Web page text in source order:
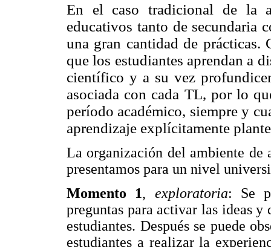
En el caso tradicional de la
educativos tanto de secundaria
una gran cantidad de prácticas.
que los estudiantes aprendan a
científico y a su vez
asociada con cada TL, por lo
período académico, siempre y
aprendizaje explícitamente
La organización del ambiente de
presentamos para un nivel
Momento 1, exploratoria: Se
preguntas para activar las ideas y
estudiantes. Después se puede
estudiantes a realizar la